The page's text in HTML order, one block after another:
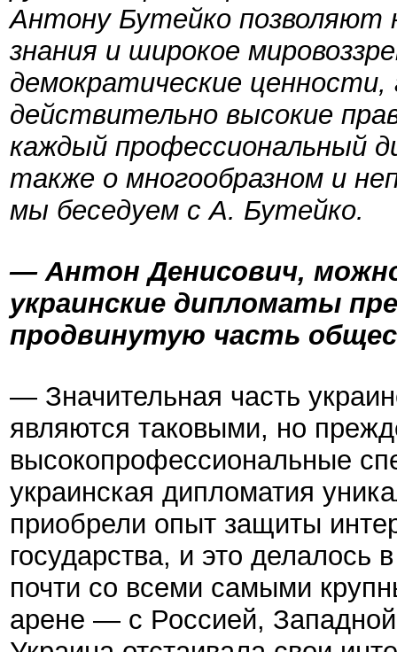
Антону Бутейко позволяют
знания и широкое
демократические ценности,
действительно высокие
каждый профессиональный
также о многообразном и
мы беседуем с А. Бутейко.
— Антон Денисович,
украинские дипломаты
продвинутую часть
— Значительная часть
являются таковыми, но
высокопрофессиональные
украинская дипломатия
приобрели опыт защиты
государства, и это делалось
почти со всеми самыми
арене — с Россией,